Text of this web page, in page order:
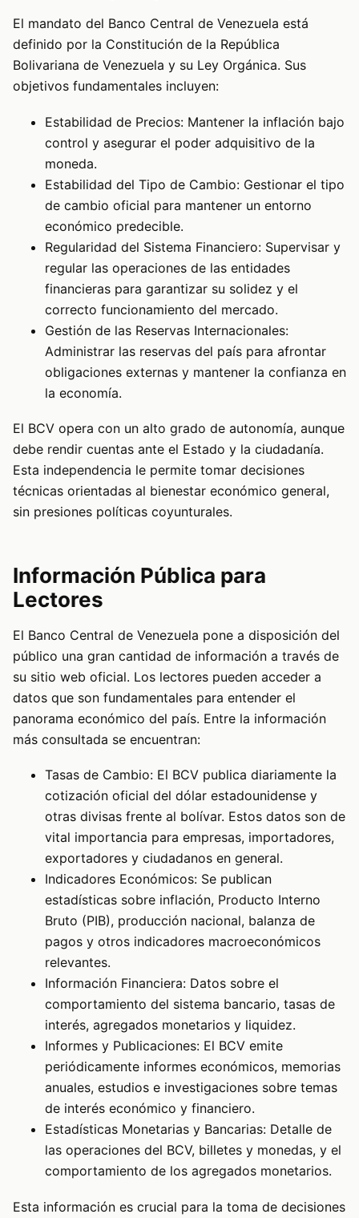
El mandato del Banco Central de Venezuela está
definido por la Constitución de la República
Bolivariana de Venezuela y su Ley Orgánica. Sus
objetivos fundamentales incluyen:
Estabilidad de Precios: Mantener la inflación bajo
control y asegurar el poder adquisitivo de la
moneda.
Estabilidad del Tipo de Cambio: Gestionar el tipo
de cambio oficial para mantener un entorno
económico predecible.
Regularidad del Sistema Financiero: Supervisar y
regular las operaciones de las entidades
financieras para garantizar su solidez y el
correcto funcionamiento del mercado.
Gestión de las Reservas Internacionales:
Administrar las reservas del país para afrontar
obligaciones externas y mantener la confianza en
la economía.
El BCV opera con un alto grado de autonomía, aunque
debe rendir cuentas ante el Estado y la ciudadanía.
Esta independencia le permite tomar decisiones
técnicas orientadas al bienestar económico general,
sin presiones políticas coyunturales.
Información Pública para
Lectores
El Banco Central de Venezuela pone a disposición del
público una gran cantidad de información a través de
su sitio web oficial. Los lectores pueden acceder a
datos que son fundamentales para entender el
panorama económico del país. Entre la información
más consultada se encuentran:
Tasas de Cambio: El BCV publica diariamente la
cotización oficial del dólar estadounidense y
otras divisas frente al bolívar. Estos datos son de
vital importancia para empresas, importadores,
exportadores y ciudadanos en general.
Indicadores Económicos: Se publican
estadísticas sobre inflación, Producto Interno
Bruto (PIB), producción nacional, balanza de
pagos y otros indicadores macroeconómicos
relevantes.
Información Financiera: Datos sobre el
comportamiento del sistema bancario, tasas de
interés, agregados monetarios y liquidez.
Informes y Publicaciones: El BCV emite
periódicamente informes económicos, memorias
anuales, estudios e investigaciones sobre temas
de interés económico y financiero.
Estadísticas Monetarias y Bancarias: Detalle de
las operaciones del BCV, billetes y monedas, y el
comportamiento de los agregados monetarios.
Esta información es crucial para la toma de decisiones